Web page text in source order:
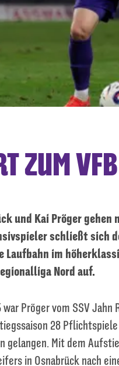
ZUM
und Kai Pröger
schließt sich
Laufbahn im
Nord auf.
Pröger vom SSV
28
gelangen. Mit dem
in Osnabrück nach